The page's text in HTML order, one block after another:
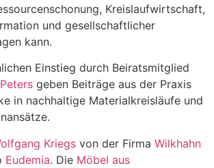
Kreislaufwirtschaft,
und gesellschaftlicher
kann.
Einstieg durch Beiratsmitglied
geben Beiträge aus der Praxis
in nachhaltige Materialkreisläufe und
Kriegs von der Firma Wilkhahn
Eudemia. Die Möbel aus